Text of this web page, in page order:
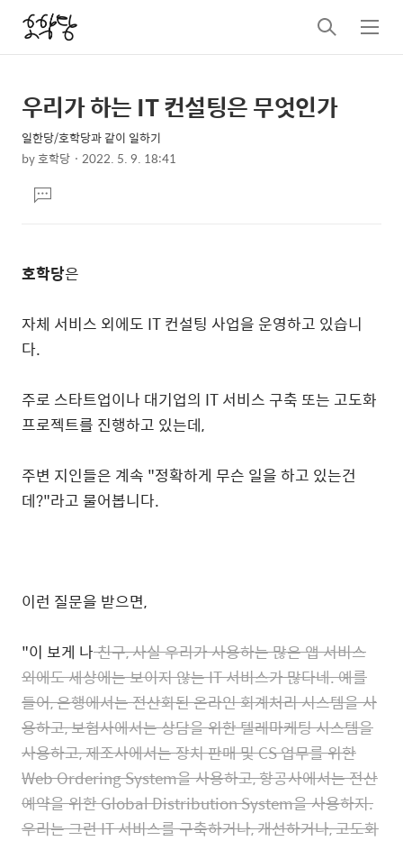
검
색
메
뉴
상
세
컨
텐
츠
본
문
제
목
우리가 하는 IT 컨설팅은 무엇인가
일한당/호학당과 같이 일하기
by호학당 2022. 5. 9. 18:41
문댓
글
호학당은
자체 서비스 외에도 IT 컨설팅 사업을 운영하고 있습니
다.
주로 스타트업이나 대기업의 IT 서비스 구축 또는 고도화
프로젝트를 진행하고 있는데,
주변 지인들은 계속 "정확하게 무슨 일을 하고 있는건
데?"라고 물어봅니다.
이런 질문을 받으면,
"이 보게 나친구, 사실 우리가 사용하는 많은 앱 서비스
외에도 세상에는 보이지 않는 IT 서비스가 많다네. 예를
들어, 은행에서는 전산화된 온라인 회계처리 시스템을 사
용하고, 보험사에서는 상담을 위한 텔레마케팅 시스템을
사용하고, 제조사에서는 장치 판매 및 CS 업무를 위한
Web Ordering System을 사용하고, 항공사에서는 전산
예약을 위한 Global Distribution System을 사용하지.
우리는 그런 IT 서비스를 구축하거나, 개선하거나, 고도화